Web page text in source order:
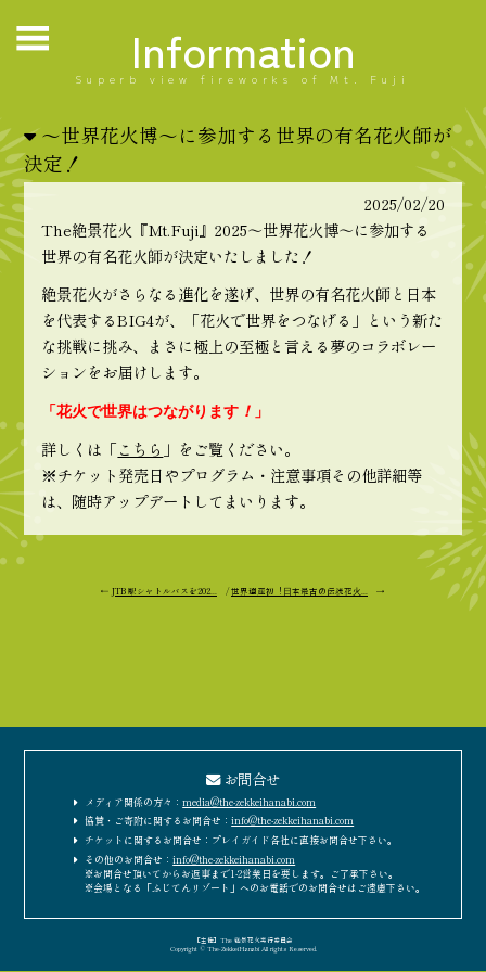
Information
Superb view fireworks of Mt. Fuji
～世界花火博～に参加する世界の有名花火師が
決定！
2025/02/20
The絶景花火『Mt.Fuji』2025～世界花火博～に参加する
世界の有名花火師が決定いたしました！
絶景花火がさらなる進化を遂げ、世界の有名花火師と日本
を代表するBIG4が、「花火で世界をつなげる」という新た
な挑戦に挑み、まさに極上の至極と言える夢のコラボレー
ションをお届けします。
「花火で世界はつながります ！ 」
詳しくは「こちら 」をご覧ください。
※チケット発売日やプログラム・注意事項その他詳細等
は、随時アップデートしてまいります。
← JTB 駅シャトルバスを202... /世界遺産初︕⽇本最古の伝統花⽕... →
お問合せ
メディア関係の方々：media@the-zekkeihanabi.com
協賛・ご寄附に関するお問合せ：info@the-zekkeihanabi.com
チケットに関するお問合せ：プレイガイド各社に直接お問合せ下さい。
その他のお問合せ：info@the-zekkeihanabi.com
※お問合せ頂いてからお返事まで1-2営業日を要します。ご了承下さい。
※会場となる「ふじてんリゾート」へのお電話でのお問合せはご遠慮下さい。
［主催］The 絶景花火実行委員会
Copyright © The-ZekkeiHanabi All rights Reserved.